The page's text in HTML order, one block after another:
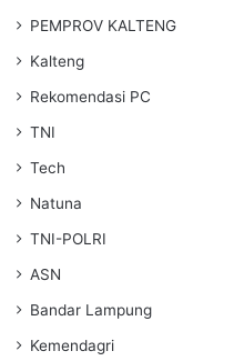
PEMPROV KALTENG
Kalteng
Rekomendasi PC
TNI
Tech
Natuna
TNI-POLRI
ASN
Bandar Lampung
Kemendagri